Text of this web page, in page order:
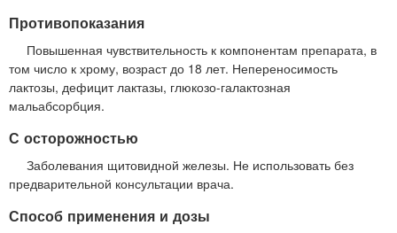
Противопоказания
Повышенная чувствительность к компонентам препарата, в
том число к хрому, возраст до 18 лет. Непереносимость
лактозы, дефицит лактазы, глюкозо-галактозная
мальабсорбция.
С осторожностью
Заболевания щитовидной железы. Не использовать без
предварительной консультации врача.
Способ применения и дозы